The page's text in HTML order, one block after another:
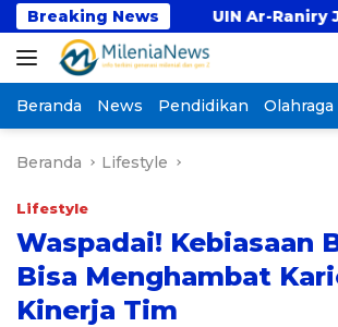
Langsung
ke
konten
Breaking News
UIN Ar-Raniry Jalani
Beranda News Pendidikan Olahraga
Beranda Lifestyle
Lifestyle
Waspadai! Kebiasaan
Bisa Menghambat
Kinerja Tim